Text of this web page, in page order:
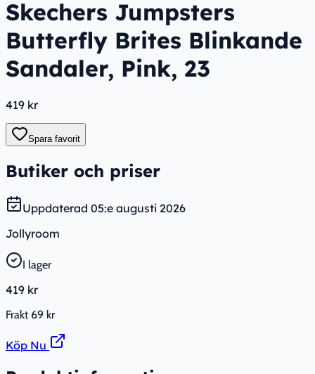
Skechers Jumpsters
Butterfly Brites Blinkande
Sandaler, Pink, 23
419 kr
Spara favorit
Butiker och priser
Uppdaterad 05:e augusti 2026
Jollyroom
I lager
419 kr
Frakt 69 kr
Köp Nu